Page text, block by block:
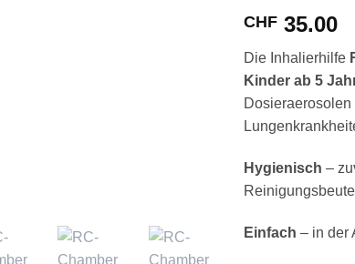
CHF 35.00
Die Inhalierhilfe
Kinder ab 5
Hygienisch –
Reinigungsbeutel
Einfach – in der